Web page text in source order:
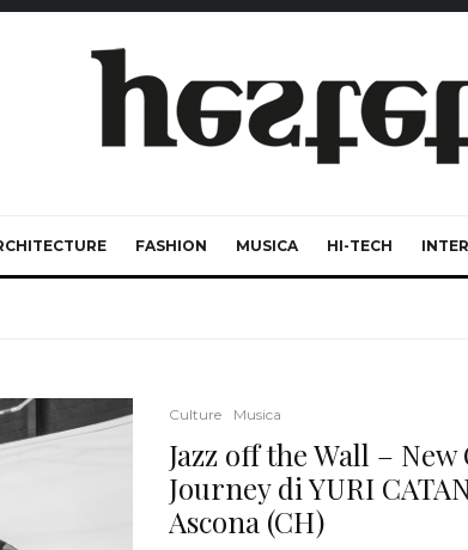
FASHION MUSICA HI-TECH
Culture Musica
Jazz off the Wall –
Journey di YURI
Ascona (CH)